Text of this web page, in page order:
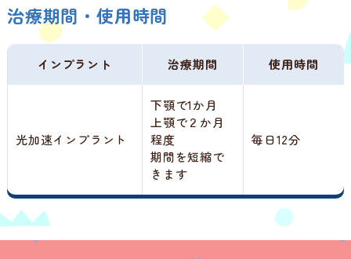
治療期間・使用時間
インプラント 治療期間 使用時間
光加速インプラント
下顎で1か月
上顎で２か月
程度
期間を短縮で
きます
毎日12分